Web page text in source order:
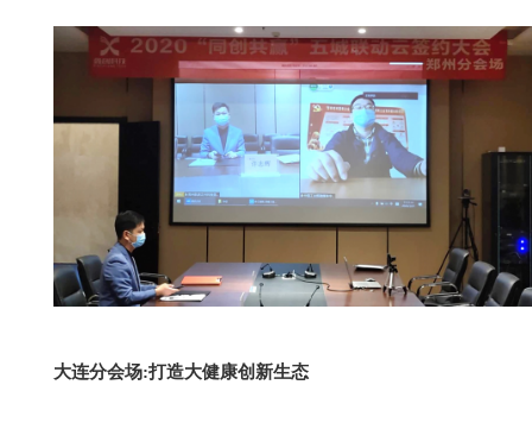
大连分会场:打造大健康创新生态